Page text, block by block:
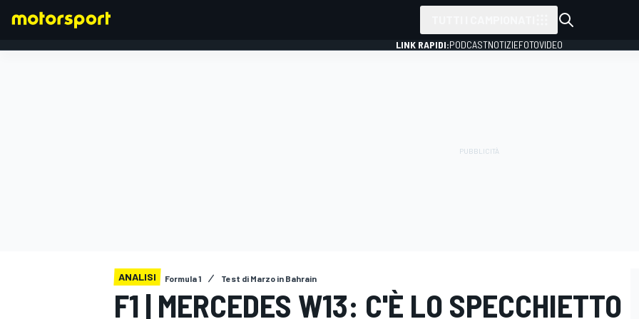
LINK RAPIDI:PODCASTNOTIZIEFOTOVIDEO
ANALISI Formula 1 Test di Marzo in Bahrain
F1 | MERCEDES W13: C'È LO SPECCHIETTO